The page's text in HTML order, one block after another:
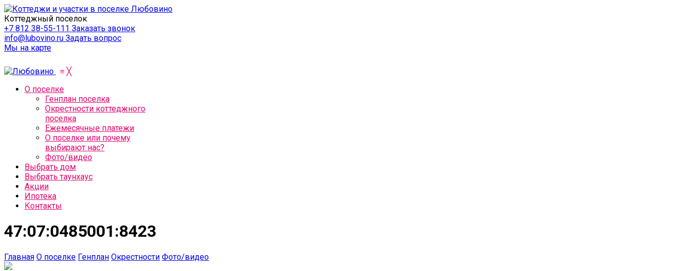
Коттеджный поселок
+7 812 38-55-111 Заказать звонок
info@lubovino.ru Задать вопрос
Мы на карте
≡ ╳
О поселке
Генплан поселка
Окрестности коттеджного
поселка
Ежемесячные платежи
О поселке или почему
выбирают нас?
Фото/видео
Выбрать дом
Выбрать таунхаус
Акции
Ипотека
Контакты
47:07:0485001:8423
Главная О поселке Генплан Окрестности Фото/видео